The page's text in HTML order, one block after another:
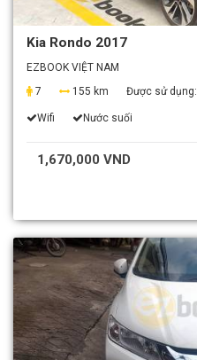
Kia Rondo 2017
EZBOOK VIỆT NAM
7
155 km Được sử dụng:
Wifi Nước suối
1,670,000 VND